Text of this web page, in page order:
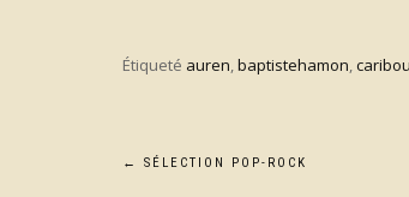
Étiqueté auren,baptistehamon,
Navigation
← SÉLECTION POP-ROCK